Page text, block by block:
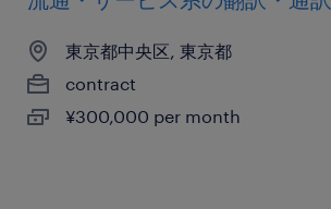
東京都中央区, 東京都
contract
¥300,000 per month